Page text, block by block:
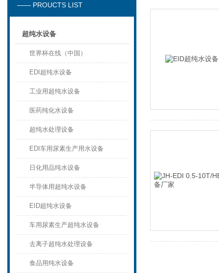
—— PROUCTS LIST
超纯水设备
世界杯在线（中国）
EDI超纯水设备
工业用超纯水设备
医药纯化水设备
超纯水处理设备
EDI车用尿素生产用水设备
日化用品纯水设备
半导体用超纯水设备
EID超纯水设备
车用尿素生产超纯水设备
去离子超纯水处理设备
食品用纯水设备